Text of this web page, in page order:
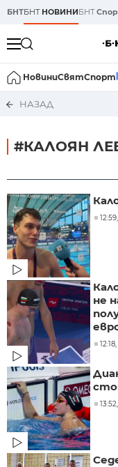
БНТБНТ НОВИНИБНТ
НовиниСвятСпорт
НАЗАД
#КАЛОЯН
не